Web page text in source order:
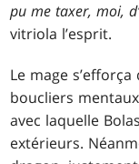
pu me taxer, moi,
vitriola l’esprit.
Le mage
boucliers
avec laquelle
extérieurs.